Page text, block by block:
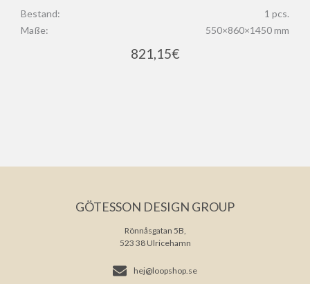
Bestand:
1 pcs.
Maße:
550×860×1450 mm
821,15€
GÖTESSON DESIGN GROUP
Rönnåsgatan 5B,
523 38 Ulricehamn
hej@loopshop.se